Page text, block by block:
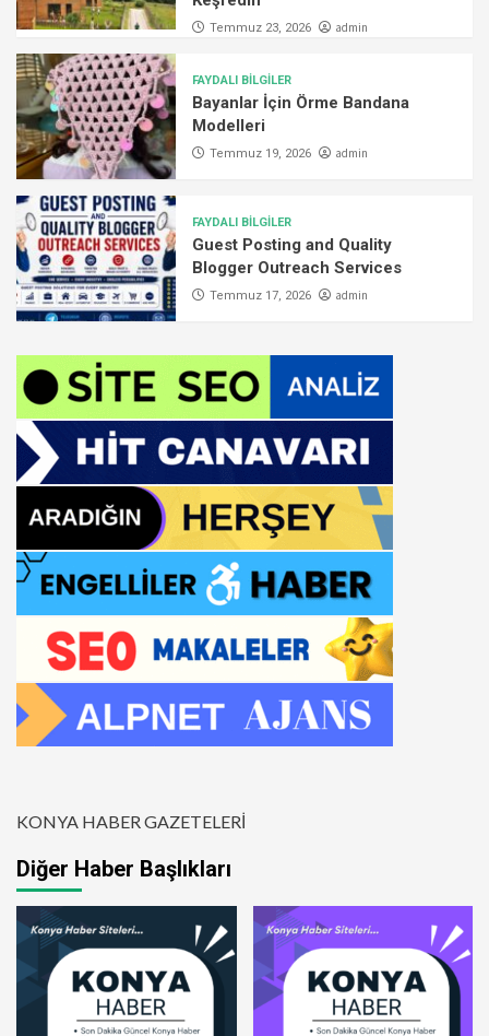
Temmuz 23, 2026 admin
FAYDALI BİLGİLER
Bayanlar İçin Örme Bandana
Modelleri
Temmuz 19, 2026 admin
FAYDALI BİLGİLER
Guest Posting and Quality
Blogger Outreach Services
Temmuz 17, 2026 admin
KONYA HABER GAZETELERİ
Diğer Haber Başlıkları